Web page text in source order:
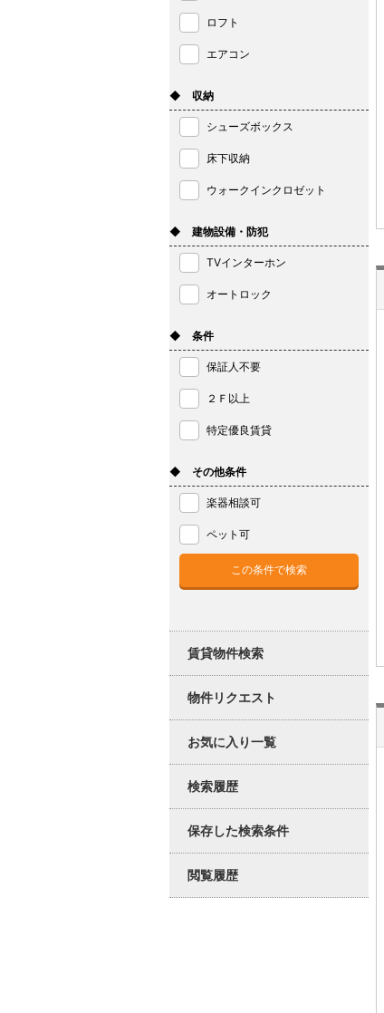
ロフト
エアコン
◆ 収納
シューズボックス
床下収納
ウォークインクロゼット
◆ 建物設備・防犯
TVインターホン
オートロック
◆ 条件
保証人不要
２Ｆ以上
特定優良賃貸
◆ その他条件
楽器相談可
ペット可
賃貸物件検索
物件リクエスト
お気に入り一覧
検索履歴
保存した検索条件
閲覧履歴